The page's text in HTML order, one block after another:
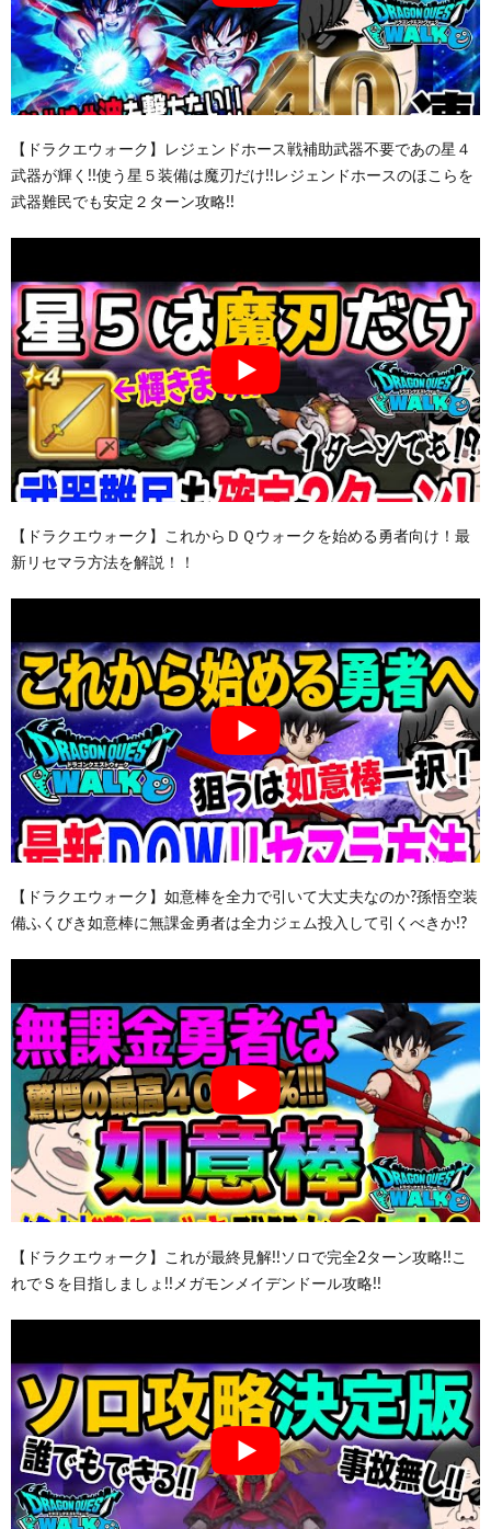
【ドラクエウォーク】レジェンドホース戦補助武器不要であの星４
武器が輝く!!使う星５装備は魔刃だけ!!レジェンドホースのほこらを
武器難民でも安定２ターン攻略!!
【ドラクエウォーク】これからＤＱウォークを始める勇者向け！最
新リセマラ方法を解説！！
【ドラクエウォーク】如意棒を全力で引いて大丈夫なのか?孫悟空装
備ふくびき如意棒に無課金勇者は全力ジェム投入して引くべきか!?
【ドラクエウォーク】これが最終見解!!ソロで完全2ターン攻略!!こ
れでＳを目指しましょ!!メガモンメイデンドール攻略!!